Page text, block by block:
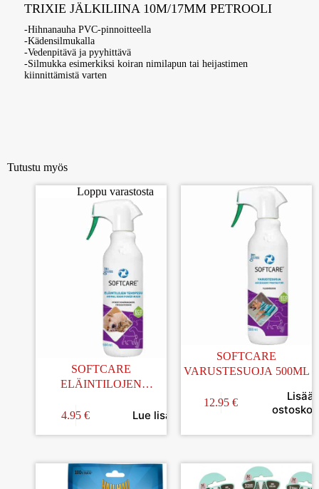
TRIXIE JÄLKILIINA 10M/17MM PETROOLI
-Hihnanauha PVC-pinnoitteella
-Kädensilmukalla
-Vedenpitävä ja pyyhittävä
-Silmukka esimerkiksi koiran nimilapun tai heijastimen
kiinnittämistä varten
Tutustu myös
Loppu varastosta
SOFTCARE
ELÄINTILOJEN
KÄYTTÖVALMIS 500ML
4.95 € Lue lisää
SOFTCARE
VARUSTESUOJA 500ML
12.95 €
Lisää